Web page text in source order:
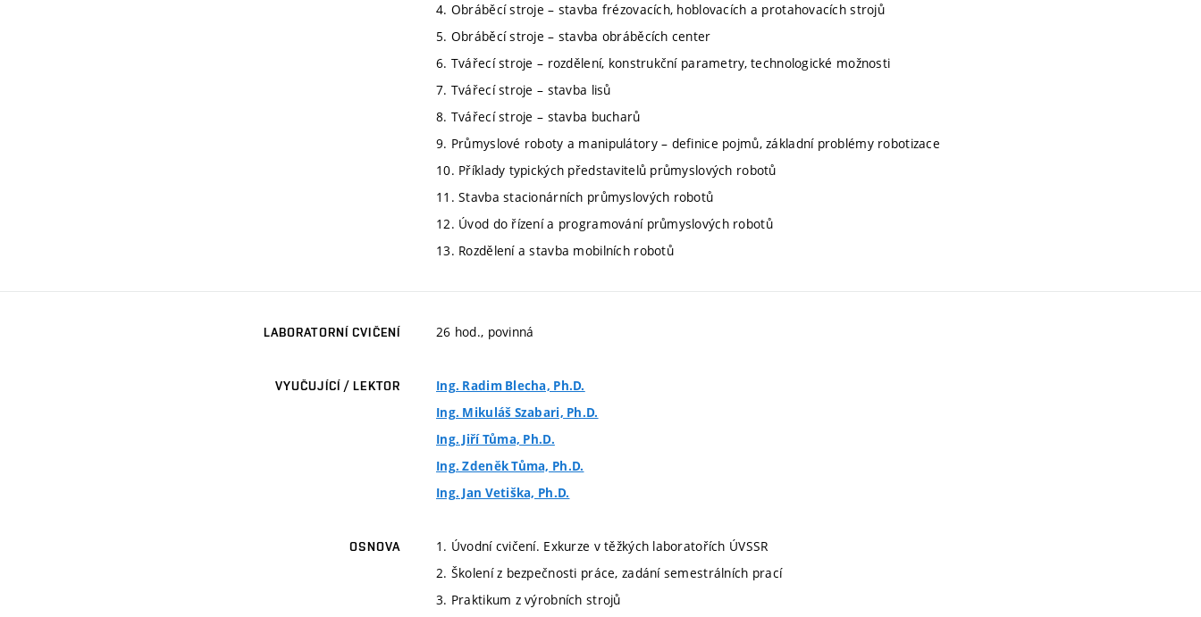
4. Obráběcí stroje – stavba frézovacích, hoblovacích a protahovacích strojů
5. Obráběcí stroje – stavba obráběcích center
6. Tvářecí stroje – rozdělení, konstrukční parametry, technologické možnosti
7. Tvářecí stroje – stavba lisů
8. Tvářecí stroje – stavba bucharů
9. Průmyslové roboty a manipulátory – definice pojmů, základní problémy robotizace
10. Příklady typických představitelů průmyslových robotů
11. Stavba stacionárních průmyslových robotů
12. Úvod do řízení a programování průmyslových robotů
13. Rozdělení a stavba mobilních robotů
LABORATORNÍ CVIČENÍ 26 hod., povinná
VYUČUJÍCÍ / LEKTOR
Ing. Radim Blecha, Ph.D.
Ing. Mikuláš Szabari, Ph.D.
Ing. Jiří Tůma, Ph.D.
Ing. Zdeněk Tůma, Ph.D.
Ing. Jan Vetiška, Ph.D.
OSNOVA
1. Úvodní cvičení. Exkurze v těžkých laboratořích ÚVSSR
2. Školení z bezpečnosti práce, zadání semestrálních prací
3. Praktikum z výrobních strojů